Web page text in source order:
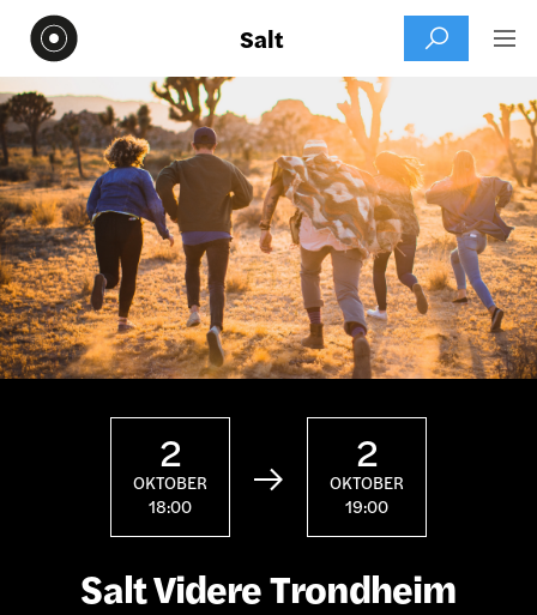
Salt  
2
OKTOBER
18:00

2
OKTOBER
19:00
Salt Videre Trondheim